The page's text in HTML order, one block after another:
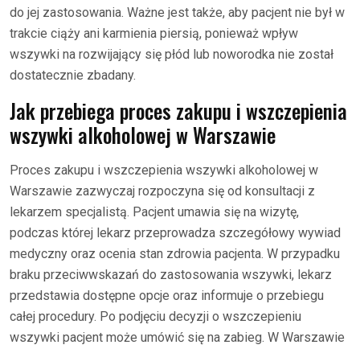
do jej zastosowania. Ważne jest także, aby pacjent nie był w
trakcie ciąży ani karmienia piersią, ponieważ wpływ
wszywki na rozwijający się płód lub noworodka nie został
dostatecznie zbadany.
Jak przebiega proces zakupu i wszczepienia
wszywki alkoholowej w Warszawie
Proces zakupu i wszczepienia wszywki alkoholowej w
Warszawie zazwyczaj rozpoczyna się od konsultacji z
lekarzem specjalistą. Pacjent umawia się na wizytę,
podczas której lekarz przeprowadza szczegółowy wywiad
medyczny oraz ocenia stan zdrowia pacjenta. W przypadku
braku przeciwwskazań do zastosowania wszywki, lekarz
przedstawia dostępne opcje oraz informuje o przebiegu
całej procedury. Po podjęciu decyzji o wszczepieniu
wszywki pacjent może umówić się na zabieg. W Warszawie